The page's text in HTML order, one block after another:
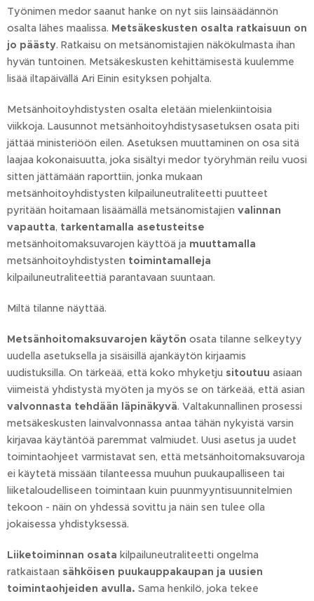
Työnimen medor saanut hanke on nyt siis lainsäädännön
osalta lähes maalissa. Metsäkeskusten osalta ratkaisuun on
jo päästy. Ratkaisu on metsänomistajien näkökulmasta ihan
hyvän tuntoinen. Metsäkeskusten kehittämisestä kuulemme
lisää iltapäivällä Ari Einin esityksen pohjalta.
Metsänhoitoyhdistysten osalta eletään mielenkiintoisia
viikkoja. Lausunnot metsänhoitoyhdistysasetuksen osata piti
jättää ministeriöön eilen. Asetuksen muuttaminen on osa sitä
laajaa kokonaisuutta, joka sisältyi medor työryhmän reilu vuosi
sitten jättämään raporttiin, jonka mukaan
metsänhoitoyhdistysten kilpailuneutraliteetti puutteet
pyritään hoitamaan lisäämällä metsänomistajien valinnan
vapautta, tarkentamalla asetusteitse
metsänhoitomaksuvarojen käyttöä ja muuttamalla
metsänhoitoyhdistysten toimintamalleja
kilpailuneutraliteettiä parantavaan suuntaan.
Miltä tilanne näyttää.
Metsänhoitomaksuvarojen käytön osata tilanne selkeytyy
uudella asetuksella ja sisäisillä ajankäytön kirjaamis
uudistuksilla. On tärkeää, että koko mhyketju sitoutuu asiaan
viimeistä yhdistystä myöten ja myös se on tärkeää, että asian
valvonnasta tehdään läpinäkyvä. Valtakunnallinen prosessi
metsäkeskusten lainvalvonnassa antaa tähän nykyistä varsin
kirjavaa käytäntöä paremmat valmiudet. Uusi asetus ja uudet
toimintaohjeet varmistavat sen, että metsänhoitomaksuvaroja
ei käytetä missään tilanteessa muuhun puukaupalliseen tai
liiketaloudelliseen toimintaan kuin puunmyyntisuunnitelmien
tekoon - näin on yhdessä sovittu ja näin sen tulee olla
jokaisessa yhdistyksessä.
Liiketoiminnan osata kilpailuneutraliteetti ongelma
ratkaistaan sähköisen puukauppakaupan ja uusien
toimintaohjeiden avulla. Sama henkilö, joka tekee